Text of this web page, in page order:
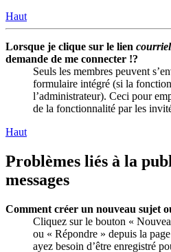
Haut
Lorsque je clique sur le lien courriel
demande de me connecter !?
Seuls les membres peuvent
formulaire intégré (si la
l’administrateur). Ceci pour
de la fonctionnalité par les
Haut
Problèmes liés à la
messages
Comment créer un nouveau sujet
Cliquez sur le bouton «
ou « Répondre » depuis la
ayez besoin d’être enregistré